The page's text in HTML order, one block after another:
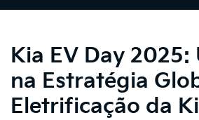
Kia EV Day 2025:
na Estratégia
Eletrificação da